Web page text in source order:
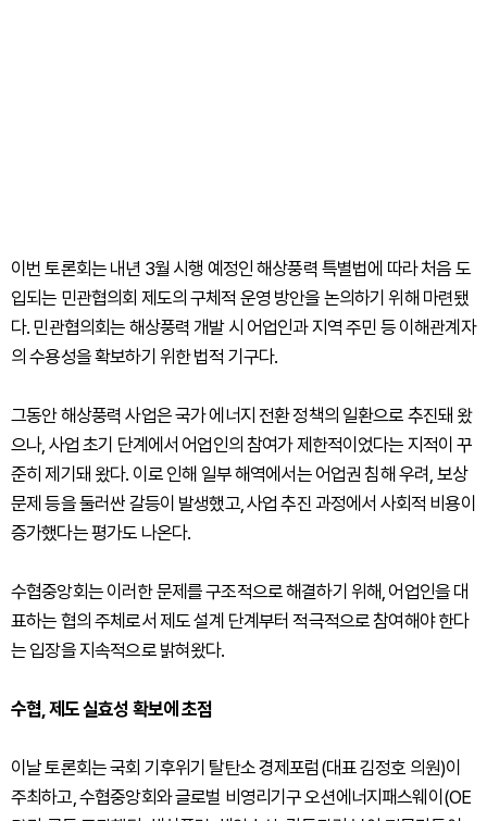
이번 토론회는 내년 3월 시행 예정인 해상풍력 특별법에 따라 처음 도
입되는 민관협의회 제도의 구체적 운영 방안을 논의하기 위해 마련됐
다. 민관협의회는 해상풍력 개발 시 어업인과 지역 주민 등 이해관계자
의 수용성을 확보하기 위한 법적 기구다.
그동안 해상풍력 사업은 국가 에너지 전환 정책의 일환으로 추진돼 왔
으나, 사업 초기 단계에서 어업인의 참여가 제한적이었다는 지적이 꾸
준히 제기돼 왔다. 이로 인해 일부 해역에서는 어업권 침해 우려, 보상
문제 등을 둘러싼 갈등이 발생했고, 사업 추진 과정에서 사회적 비용이
증가했다는 평가도 나온다.
수협중앙회는 이러한 문제를 구조적으로 해결하기 위해, 어업인을 대
표하는 협의 주체로서 제도 설계 단계부터 적극적으로 참여해야 한다
는 입장을 지속적으로 밝혀왔다.
수협, 제도 실효성 확보에 초점
이날 토론회는 국회 기후위기 탈탄소 경제포럼(대표 김정호 의원)이
주최하고, 수협중앙회와 글로벌 비영리기구 오션에너지패스웨이(OE